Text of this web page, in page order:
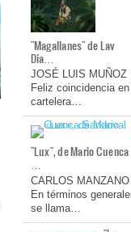
"Magallanes" de Lav
Dia…
JOSÉ LUIS MUÑOZ
Feliz coincidencia en
cartelera…
"Lux", de Mario Cuenca
…
CARLOS MANZANO
En términos
se llama…